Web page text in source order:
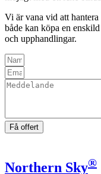
Vi är vana vid att
både kan köpa en
och upphandlingar.
Få offert
Northern Sky®